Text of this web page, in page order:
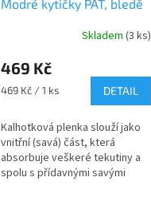
Modré kytičky PAT, bledě
Skladem(3 ks)
469 Kč
Měrná
469 Kč / 1 ks DETAIL
Kalhotková plenka slouží jako
vnitřní (savá) část, která
absorbuje veškeré tekutiny a
spolu s přídavnými savými